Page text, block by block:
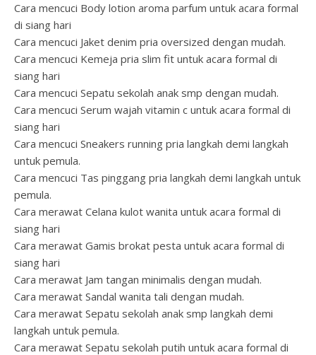
Cara mencuci Body lotion aroma parfum untuk acara formal
di siang hari
Cara mencuci Jaket denim pria oversized dengan mudah.
Cara mencuci Kemeja pria slim fit untuk acara formal di
siang hari
Cara mencuci Sepatu sekolah anak smp dengan mudah.
Cara mencuci Serum wajah vitamin c untuk acara formal di
siang hari
Cara mencuci Sneakers running pria langkah demi langkah
untuk pemula.
Cara mencuci Tas pinggang pria langkah demi langkah untuk
pemula.
Cara merawat Celana kulot wanita untuk acara formal di
siang hari
Cara merawat Gamis brokat pesta untuk acara formal di
siang hari
Cara merawat Jam tangan minimalis dengan mudah.
Cara merawat Sandal wanita tali dengan mudah.
Cara merawat Sepatu sekolah anak smp langkah demi
langkah untuk pemula.
Cara merawat Sepatu sekolah putih untuk acara formal di